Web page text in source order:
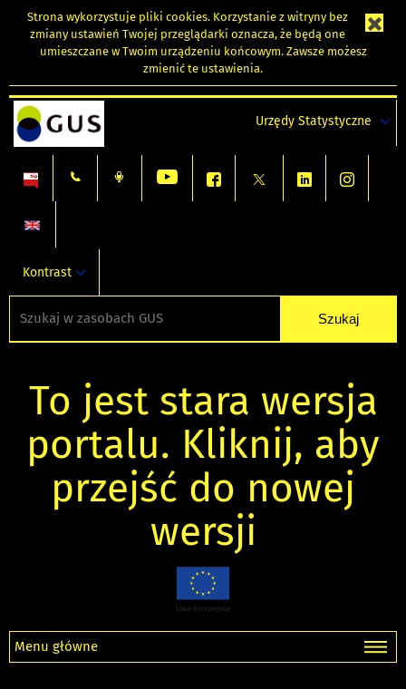
Strona wykorzystuje pliki cookies. Korzystanie z witryny bez
zmiany ustawień Twojej przeglądarki oznacza, że będą one
umieszczane w Twoim urządzeniu końcowym. Zawsze możesz
zmienić te ustawienia.
Urzędy Statystyczne
Kontrast
To jest stara wersja
portalu. Kliknij, aby
przejść do nowej
wersji
Menu główne